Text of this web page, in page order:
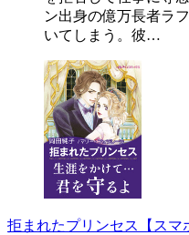
ン出身の億万長者ラ
いてしまう。彼…
拒まれたプリンセス【スマ